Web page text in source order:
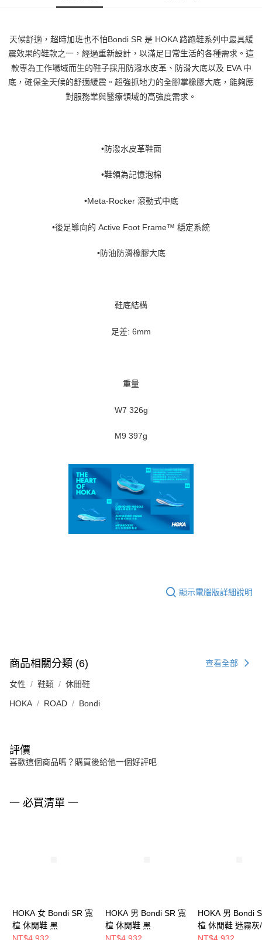
天候舒適，超時加班也不怕Bondi SR 是 HOKA 路跑鞋系列中最具緩
震效果的鞋款之一，經過重新設計，以滿足日常生活的各種需求。這
款專為工作場域而生的鞋子採用防潑水皮革、防滑大底以及 EVA 中
底，確保全天候的舒適緩震。超強抓地力的全腳掌橡膠大底，能夠應
對服務業與醫療領域的高強度需求。
•防潑水皮革鞋面
•鞋領為記憶泡棉
•Meta-Rocker 滾動式中底
•後足導向的 Active Foot Frame™ 穩定系統
•防油防滑橡膠大底
鞋底結構
足差: 6mm
重量
W7 326g
M9 397g
顯示電腦版詳細說明
商品相關分類 (6) 查看全部
女性 鞋類 休閒鞋
HOKA ROAD Bondi
評價
喜歡這個商品嗎？購買後給他一個好評吧
一 必買清單 一
HOKA 女 Bondi SR 寬
楦 休閒鞋 黑
NT$4,932
HOKA 男 Bondi SR 寬
楦 休閒鞋 黑
NT$4,932
HOKA 男 Bondi
楦 休閒鞋 迷霧灰
灰
NT$4,932